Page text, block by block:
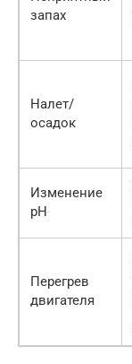
запах
Налет/
осадок
Изменение
pH
Перегрев
двигателя